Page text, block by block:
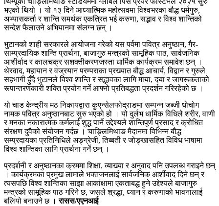
भएको थियो । यो १३ दिने आध्यात्मिक महोत्सवमा विश्वभरका बौद्ध धर्मगुरु,
अभ्यासकर्ता र शान्ति समर्थक एकत्रित भई करुणा, सद्भाव र विश्व शान्तिको
सन्देश फैलाउने अभियानमा संलग्न छन् ।
भुटानको शाही सरकारले आयोजना गरेको यस पर्वमा पवित्र अनुष्ठान, गैर-
साम्प्रदायिक शान्ति प्रार्थना, बाजागुरु मन्त्रको सामूहिक पाठ, सार्वजनिक
आशीर्वाद र कालचक्र सशक्तीकरणजस्ता धार्मिक कार्यक्रम समावेश छन् ।
थेरवाद, महायान र वज्रयान परम्पराका प्रख्यात बौद्ध आचार्य, विद्वान र गुरुले
सहभागी हुँदै भुटानले विश्व शान्ति र सद्भावका लागि माया, दया र जागरूकताको
रूपान्तरणकारी शक्ति प्रयोग गर्ने आफ्नो प्रतिबद्धता प्रदर्शन गरिरहेको छ ।
यो चाड केन्द्रीय मठ निकायद्वारा कुएन्सेलफोद्राङमा सम्पन्न जब्जी धोचोग
नामक पवित्र अनुष्ठानबाट सुरु भएको हो । यो दुर्लभ धार्मिक विधिले शरीर, वाणी
र मनका नकारात्मक कर्मलाई शुद्ध पार्ने उद्देश्यले शान्तिपूर्ण प्रसाद र क्रोधित
संरक्षण दुवैको संयोजन गर्दछ । चाङ्लिमिथाङ मैदानमा विभिन्न बौद्ध
सम्प्रदायका प्रतिनिधिले अङ्ग्रेजी, तिब्बती र जोङ्खासहित विविध भाषामा
विश्व शान्तिका लागि प्रार्थना गर्ने छन् ।
प्रदर्शनी र अनुष्ठानका क्रममा शिक्षा, व्याख्या र अनुवाद पनि उपलब्ध गराइने छन्
। कार्यक्रमका प्रमुख लामाले भक्तजनलाई सार्वजनिक आर्शीवाद दिने छन् र
त्यसपछि विश्व शान्तिका साझा आकांक्षामा एकताबद्ध हुने उद्देश्यले बाजागुरु
मन्त्रको सामूहिक पाठ गरिने छ, जसले श्रद्धा, ध्यान र करुणाको भावनालाई
बलियो बनाउने छ ।रासस/एएनआई